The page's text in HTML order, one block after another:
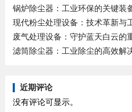
锅炉除尘器：工业环保的关键装
现代粉尘处理设备：技术革新与
废气处理设备：守护蓝天白云的
滤筒除尘器：工业除尘的高效解
近期评论
没有评论可显示。